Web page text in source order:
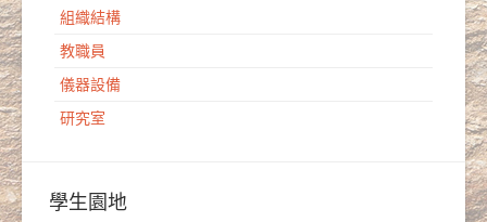
組織結構
教職員
儀器設備
研究室
學生園地